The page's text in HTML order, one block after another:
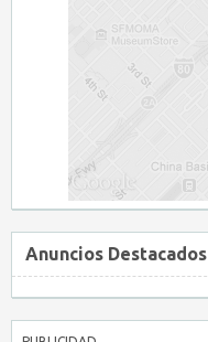
Anuncios Destacados